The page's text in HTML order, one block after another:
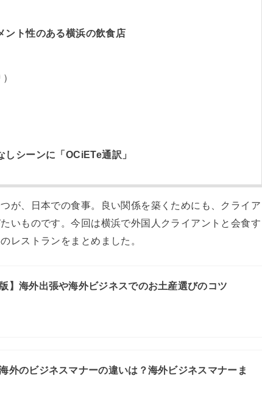
ント性のある横浜の飲食店
シーンに「OCiETe通訳」
が、日本での食事。良い関係を築くためにも、クライア
いものです。今回は横浜で外国人クライアントと会食す
レストランをまとめました。
版】海外出張や海外ビジネスでのお土産選びのコツ
外のビジネスマナーの違いは？海外ビジネスマナーま